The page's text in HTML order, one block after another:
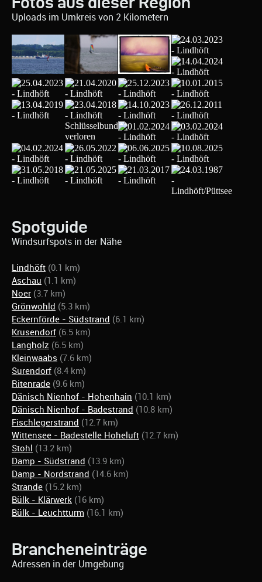
Uploads im Umkreis von 2 Kilometern
Spotguide
Windsurfspots in der Nähe
Lindhöft (0.1 km)
Aschau (1.1 km)
Noer (3.7 km)
Grönwohld (5.3 km)
Eckernförde - Südstrand (6.1 km)
Krusendorf (6.5 km)
Langholz (6.5 km)
Kleinwaabs (7.6 km)
Surendorf (8.4 km)
Ritenrade (9.6 km)
Dänisch Nienhof - Hohenhain (10.1 km)
Dänisch Nienhof - Badestrand (10.8 km)
Fischlegerstrand (12.7 km)
Wittensee - Badestelle Hoheluft (12.7 km)
Stohl (13.2 km)
Damp - Südstrand (13.9 km)
Damp - Nordstrand (14.6 km)
Strande (15.2 km)
Bülk - Klärwerk (16 km)
Bülk - Leuchtturm (16.1 km)
Brancheneinträge
Adressen in der Umgebung